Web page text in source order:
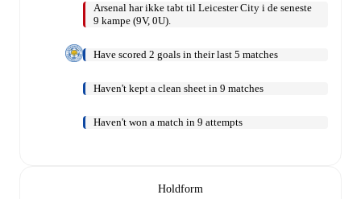
Arsenal har ikke tabt til Leicester City i de seneste
9 kampe (9V, 0U).
Have scored 2 goals in their last 5 matches
Haven't kept a clean sheet in 9 matches
Haven't won a match in 9 attempts
Holdform